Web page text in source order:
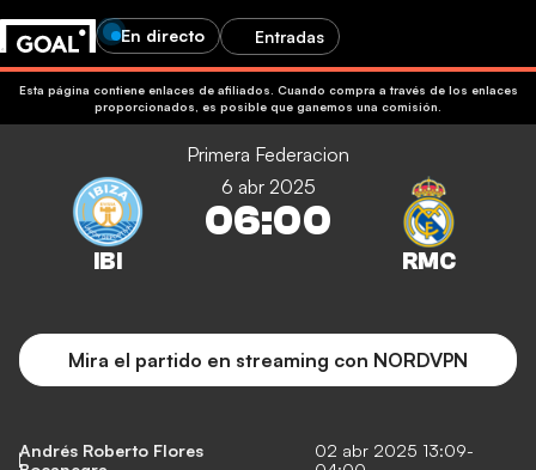
En directo Entradas
Esta página contiene enlaces de afiliados. Cuando compra a través de los enlaces
proporcionados, es posible que ganemos una comisión.
Primera Federacion
6 abr 2025
06:00
Mira el partido en streaming con NORDVPN
Andrés Roberto Flores
02 abr 2025 13:09-